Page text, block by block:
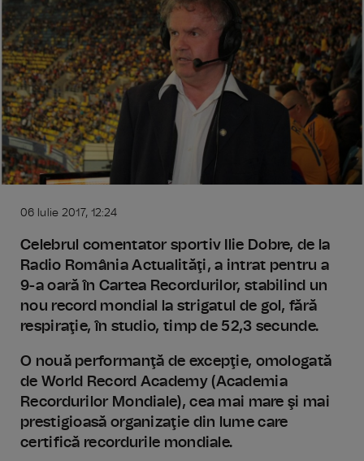
06 Iulie 2017, 12:24
Celebrul comentator sportiv Ilie Dobre, de la
Radio România Actualităţi, a intrat pentru a
9-a oară în Cartea Recordurilor, stabilind un
nou record mondial la strigatul de gol, fără
respiraţie, în studio, timp de 52,3 secunde.
O nouă performanţă de excepţie, omologată
de World Record Academy (Academia
Recordurilor Mondiale), cea mai mare şi mai
prestigioasă organizaţie din lume care
certifică recordurile mondiale.